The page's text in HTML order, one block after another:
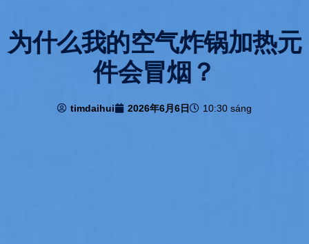
为什么我的空气炸锅加热元
件会冒烟？
timdaihui 2026年6月6日 10:30 sáng